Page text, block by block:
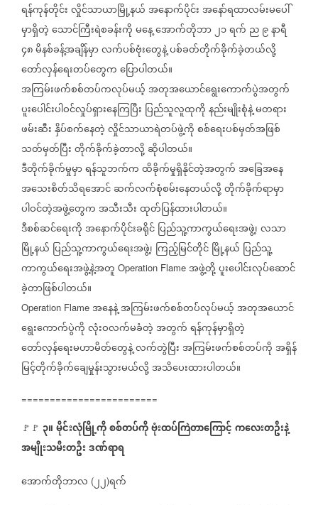
ရန်ကုန်တိုင်းလှိုင်သာယာမြို့နယ်အနောက်ပိုင်းအနော်ရထာလမ်းမပေါ်
မှာရှိတဲ့သောင်ကြီးရဲစခန်းကိုမနေ့အောက်တိုဘာ၂၁ရက် ည၉နာရီ
၄၈မိနစ်ခန့်အချိန်မှာလက်ပစ်ဗုံးတွေနဲ့ပစ်ခတ်တိုက်ခိုက်ခဲ့တယ်လို့
တော်လှန်ရေးတပ်တွေကပြောပါတယ်။
အကြမ်းဖက်စစ်တပ်ကလုပ်မယ့်အတုအယောင်ရွေးကောက်ပွဲအတွက်
ပူးပေါင်းပါဝင်လှုပ်ရှားနေကြပြီး ပြည်သူလူထုကိုနည်းမျိုးစုံနဲ့မတရား
ဖမ်းဆီးနှိပ်စက်နေတဲ့လှိုင်သာယာရဲတပ်ဖွဲ့ကိုစစ်ရေးပစ်မှတ်အဖြစ်
သတ်မှတ်ပြီးတိုက်ခိုက်ခဲ့တာလို့ဆိုပါတယ်။
ဒီတိုက်ခိုက်မှုမှာရန်သူဘက်ကထိခိုက်မှုရှိနိုင်တဲ့အတွက်အခြေအနေ
အသေးစိတ်သိရအောင်ဆက်လက်စုံစမ်းနေတယ်လို့တိုက်ခိုက်ရာမှာ
ပါဝင်တဲ့အဖွဲ့တွေကအသီးသီးထုတ်ပြန်ထားပါတယ်။
ဒီစစ်ဆင်ရေးကိုအနောက်ပိုင်းခရိုင်ပြည်သူ့ကာကွယ်ရေးအဖွဲ့၊လသာ
မြို့နယ် ပြည်သူ့ကာကွယ်ရေးအဖွဲ့၊ ကြည့်မြင်တိုင်မြို့နယ် ပြည်သူ့
ကာကွယ်ရေးအဖွဲ့နဲ့အတူ Operation Flame အဖွဲ့တို့ပူးပေါင်းလုပ်ဆောင်
ခဲ့တာဖြစ်ပါတယ်။
Operation Flame အနေနဲ့အကြမ်းဖက်စစ်တပ််လုပ်မယ့်အတုအယောင်
ရွေးကောက်ပွဲကိုလုံးဝလက်မခံတဲ့အတွက်ရန်ကုန်မှာရှိတဲ့
တော်လှန်ရေးမဟာမိတ်တွေနဲ့လက်တွဲပြီးအကြမ်းဖက်စစ်တပ်ကိုအရှိန်
မြင့်တိုက်ခိုက်ချေမှုန်းသွားမယ်လို့အသိပေးထားပါတယ်။
========================
🚩🚩 ၃။မိုင်းလုံမြို့ကိုစစ်တပ်ကိုဗုံးထပ်ကြဲတာကြောင့်ကလေးတဦးနဲ့
အမျိုးသမီးတဦးဒဏ်ရာရ
အောက်တိုဘာလ (၂၂)ရက်